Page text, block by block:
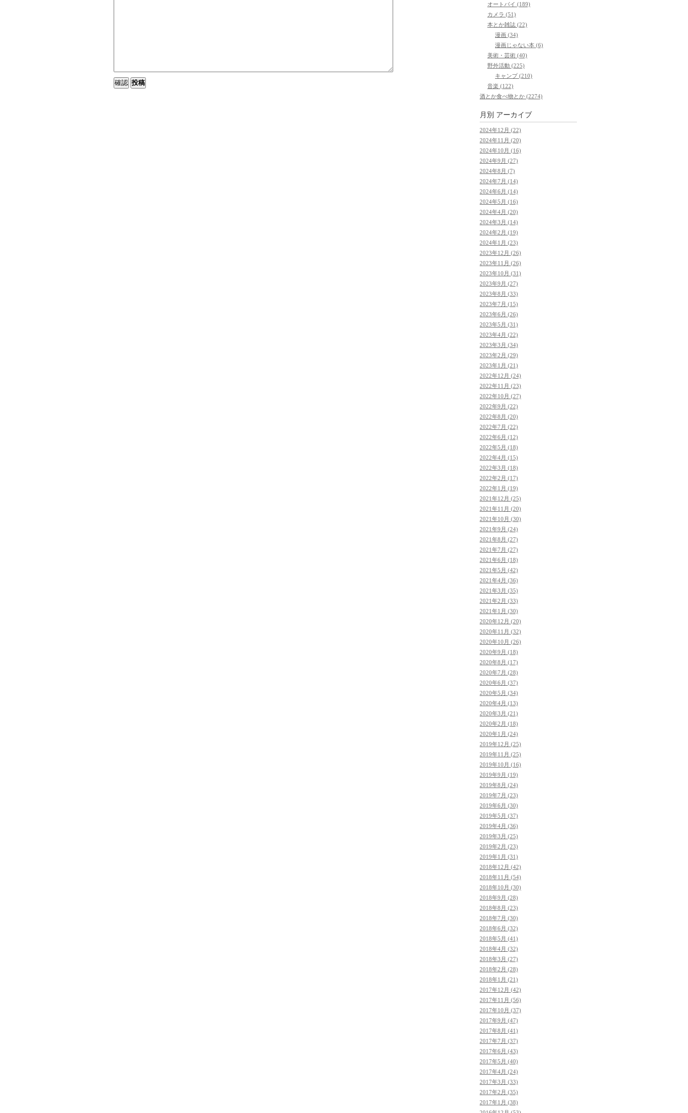
オートバイ (189)
カメラ (51)
本とか雑誌 (22)
漫画 (34)
漫画じゃない本 (6)
美術・芸術 (40)
野外活動 (225)
キャンプ (210)
音楽 (122)
酒とか食べ物とか (2274)
月別 アーカイブ
2024年12月 (22)
2024年11月 (20)
2024年10月 (16)
2024年9月 (27)
2024年8月 (7)
2024年7月 (14)
2024年6月 (14)
2024年5月 (16)
2024年4月 (20)
2024年3月 (14)
2024年2月 (19)
2024年1月 (23)
2023年12月 (26)
2023年11月 (26)
2023年10月 (31)
2023年9月 (27)
2023年8月 (33)
2023年7月 (15)
2023年6月 (26)
2023年5月 (31)
2023年4月 (22)
2023年3月 (34)
2023年2月 (29)
2023年1月 (21)
2022年12月 (24)
2022年11月 (23)
2022年10月 (27)
2022年9月 (22)
2022年8月 (20)
2022年7月 (22)
2022年6月 (12)
2022年5月 (18)
2022年4月 (15)
2022年3月 (18)
2022年2月 (17)
2022年1月 (19)
2021年12月 (25)
2021年11月 (20)
2021年10月 (30)
2021年9月 (24)
2021年8月 (27)
2021年7月 (27)
2021年6月 (18)
2021年5月 (42)
2021年4月 (36)
2021年3月 (35)
2021年2月 (33)
2021年1月 (30)
2020年12月 (20)
2020年11月 (32)
2020年10月 (26)
2020年9月 (18)
2020年8月 (17)
2020年7月 (28)
2020年6月 (37)
2020年5月 (34)
2020年4月 (13)
2020年3月 (21)
2020年2月 (18)
2020年1月 (24)
2019年12月 (25)
2019年11月 (25)
2019年10月 (16)
2019年9月 (19)
2019年8月 (24)
2019年7月 (23)
2019年6月 (30)
2019年5月 (37)
2019年4月 (36)
2019年3月 (25)
2019年2月 (23)
2019年1月 (31)
2018年12月 (42)
2018年11月 (54)
2018年10月 (30)
2018年9月 (28)
2018年8月 (23)
2018年7月 (30)
2018年6月 (32)
2018年5月 (41)
2018年4月 (32)
2018年3月 (27)
2018年2月 (28)
2018年1月 (21)
2017年12月 (42)
2017年11月 (56)
2017年10月 (37)
2017年9月 (47)
2017年8月 (41)
2017年7月 (37)
2017年6月 (43)
2017年5月 (40)
2017年4月 (24)
2017年3月 (33)
2017年2月 (35)
2017年1月 (38)